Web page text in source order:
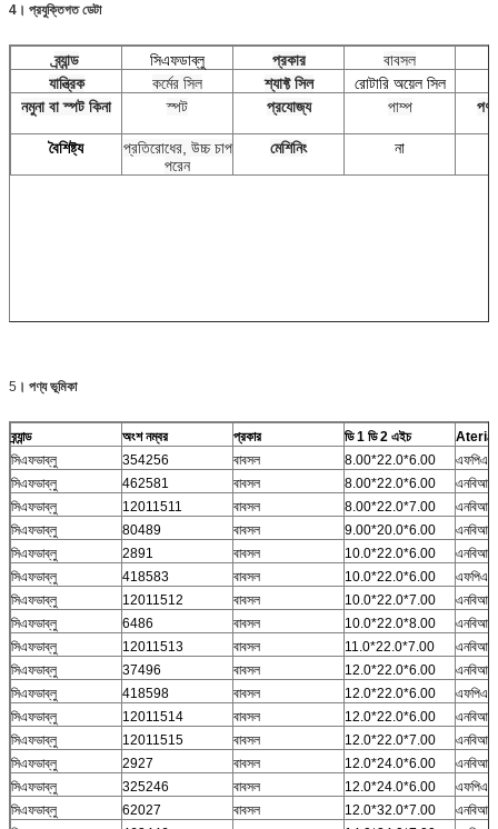
4। প্রযুক্তিগত ডেটা
ব্র্যান্ড সিএফডাব্লু প্রকার বাবসল
যান্ত্রিক
কর্মের সিল শ্যাফ্ট সিল রোটারি অয়েল সিল
নমুনা বা স্পট কিনা
স্পট প্রযোজ্য পাম্প পণ্য
বৈশিষ্ট্য
প্রতিরোধের, উচ্চ চাপ
পরেন
মেশিনিং না
5 । পণ্য ভূমিকা
ব্র্যান্ড অংশ নম্বর প্রকার ডি 1 ডি 2 এইচ
Aterial
সিএফডাব্লু
354256 বাবসল 8.00*22.0*6.00
এফপিএম
সিএফডাব্লু
462581 বাবসল 8.00*22.0*6.00
এনবিআর
সিএফডাব্লু
12011511 বাবসল 8.00*22.0*7.00
এনবিআর
সিএফডাব্লু
80489 বাবসল 9.00*20.0*6.00
এনবিআর
সিএফডাব্লু
2891 বাবসল 10.0*22.0*6.00
এনবিআর
সিএফডাব্লু
418583 বাবসল 10.0*22.0*6.00
এফপিএম
সিএফডাব্লু
12011512 বাবসল 10.0*22.0*7.00
এনবিআর
সিএফডাব্লু
6486 বাবসল 10.0*22.0*8.00
এনবিআর
সিএফডাব্লু
12011513 বাবসল 11.0*22.0*7.00
এনবিআর
সিএফডাব্লু
37496 বাবসল 12.0*22.0*6.00
এনবিআর
সিএফডাব্লু
418598 বাবসল 12.0*22.0*6.00
এফপিএম
সিএফডাব্লু
12011514 বাবসল 12.0*22.0*6.00
এনবিআর
সিএফডাব্লু
12011515 বাবসল 12.0*22.0*7.00
এনবিআর
সিএফডাব্লু
2927 বাবসল 12.0*24.0*6.00
এনবিআর
সিএফডাব্লু
325246 বাবসল 12.0*24.0*6.00
এফপিএম
সিএফডাব্লু
62027 বাবসল 12.0*32.0*7.00
এনবিআর